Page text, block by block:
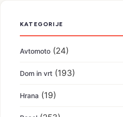
KATEGORIJE
Avtomoto (24)
Dom in vrt (193)
Hrana (19)